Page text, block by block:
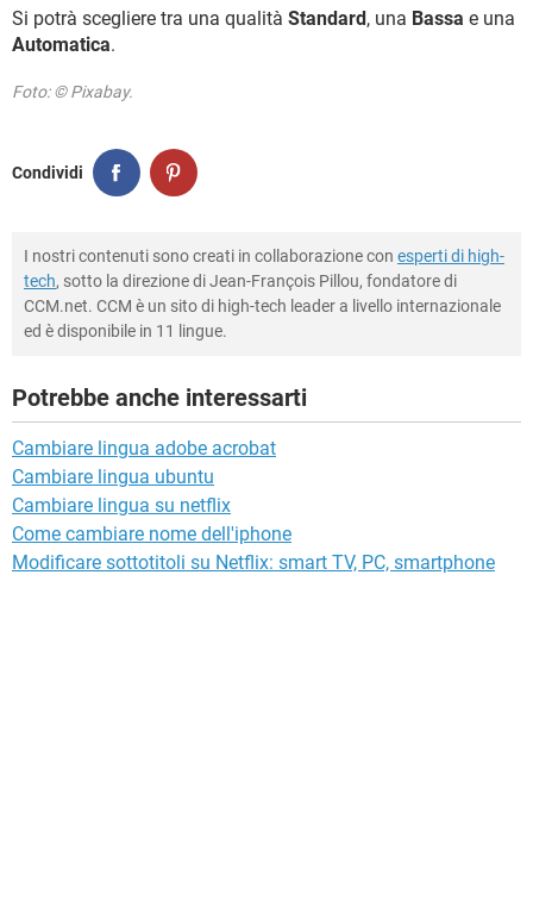
Si potrà scegliere tra una qualità Standard, una Bassa e una
Automatica.
Foto: © Pixabay.
Condividi
I nostri contenuti sono creati in collaborazione con esperti di high-
tech, sotto la direzione di Jean-François Pillou, fondatore di
CCM.net. CCM è un sito di high-tech leader a livello internazionale
ed è disponibile in 11 lingue.
Potrebbe anche interessarti
Cambiare lingua adobe acrobat
Cambiare lingua ubuntu
Cambiare lingua su netflix
Come cambiare nome dell'iphone
Modificare sottotitoli su Netflix: smart TV, PC, smartphone